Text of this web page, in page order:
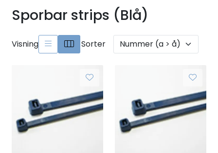
Sporbar strips (Blå)
Visning Sorter
Måling og Instrumentering
Betjeningsmatriell
Montasjemateriell